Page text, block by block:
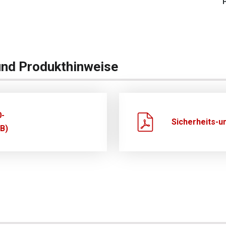
Produkthinweise
Sicherheits-